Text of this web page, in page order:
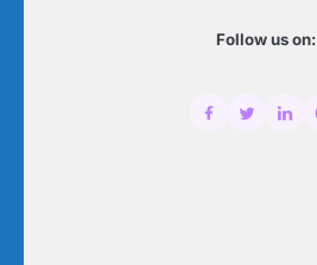
Follow us on: